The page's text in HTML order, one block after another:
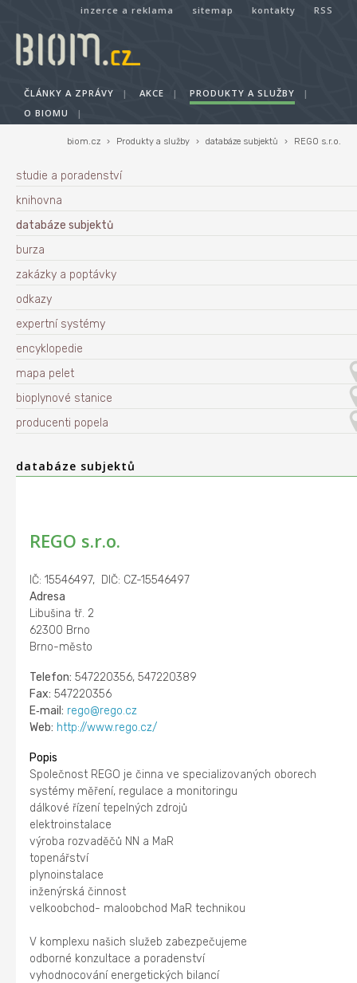
inzerce a reklama sitemap kontakty RSS
ČLÁNKY A ZPRÁVY | AKCE | PRODUKTY A SLUŽBY
|
O BIOMU
|
biom.cz › Produkty a služby › databáze subjektů › REGO s.r.o.
studie a poradenství
knihovna
databáze subjektů
burza
zakázky a poptávky
odkazy
expertní systémy
encyklopedie
mapa pelet
bioplynové stanice
producenti popela
databáze subjektů
REGO s.r.o.
IČ: 15546497, DIČ: CZ-15546497
Adresa
Libušina tř. 2
62300 Brno
Brno-město
Telefon: 547220356, 547220389
Fax: 547220356
E‑mail: rego@rego.cz
Web: http://www.rego.cz/
Popis
Společnost REGO je činna ve specializovaných oborech
systémy měření, regulace a monitoringu
dálkové řízení tepelných zdrojů
elektroinstalace
výroba rozvaděčů NN a MaR
topenářství
plynoinstalace
inženýrská činnost
velkoobchod- maloobchod MaR technikou
V komplexu našich služeb zabezpečujeme
odborné konzultace a poradenství
vyhodnocování energetických bilancí